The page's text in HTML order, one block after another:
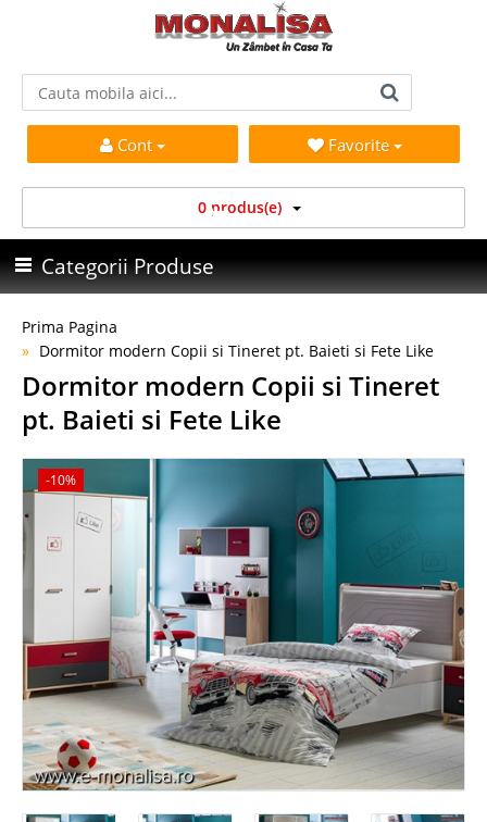
Cont Favorite
0 produs(e)
Categorii Produse
Prima Pagina
Dormitor modern Copii si Tineret pt. Baieti si Fete Like
Dormitor modern Copii si Tineret
pt. Baieti si Fete Like
-10%